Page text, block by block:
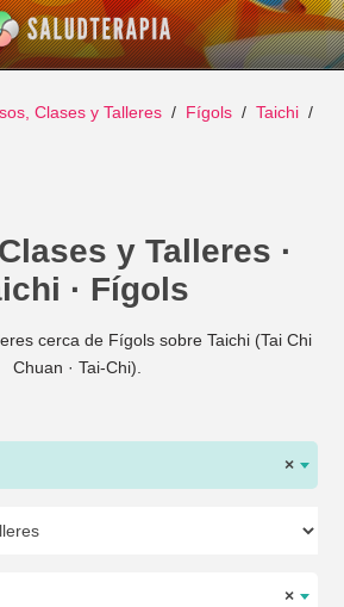
Clases y Talleres Fígols
Taichi
y Talleres ·
· Fígols
cerca de Fígols sobre Taichi (Tai Chi
Chuan · Tai-Chi).
×
×